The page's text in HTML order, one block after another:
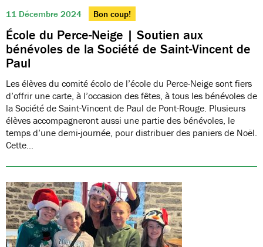
11 Décembre 2024 Bon coup!
École du Perce-Neige | Soutien aux
bénévoles de la Société de Saint-Vincent de
Paul
Les élèves du comité écolo de l’école du Perce-Neige sont fiers
d’offrir une carte, à l’occasion des fêtes, à tous les bénévoles de
la Société de Saint-Vincent de Paul de Pont-Rouge. Plusieurs
élèves accompagneront aussi une partie des bénévoles, le
temps d’une demi-journée, pour distribuer des paniers de Noël.
Cette…